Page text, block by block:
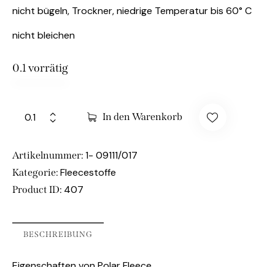
nicht bügeln, Trockner, niedrige Temperatur bis 60° C
nicht bleichen
0.1 vorrätig
In den Warenkorb
Artikelnummer: 1- 09111/017
Kategorie: Fleecestoffe
Product ID: 407
BESCHREIBUNG